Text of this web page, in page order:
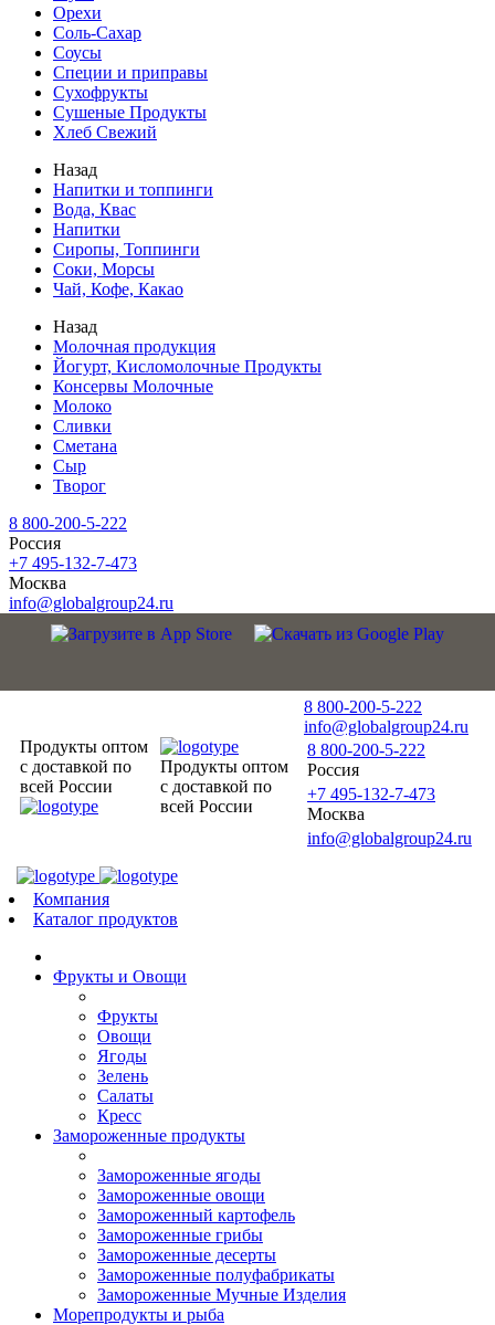
Орехи
Соль-Сахар
Соусы
Специи и приправы
Сухофрукты
Сушеные Продукты
Хлеб Свежий
Назад
Напитки и топпинги
Вода, Квас
Напитки
Сиропы, Топпинги
Соки, Морсы
Чай, Кофе, Какао
Назад
Молочная продукция
Йогурт, Кисломолочные Продукты
Консервы Молочные
Молоко
Сливки
Сметана
Сыр
Творог
8 800-200-5-222
Россия
+7 495-132-7-473
Москва
info@globalgroup24.ru
Продукты оптом
с доставкой по
всей России
Продукты оптом
с доставкой по
всей России
8 800-200-5-222
info@globalgroup24.ru
8 800-200-5-222
Россия
+7 495-132-7-473
Москва
info@globalgroup24.ru
Компания
Каталог продуктов
Фрукты и Овощи
Фрукты
Овощи
Ягоды
Зелень
Салаты
Кресс
Замороженные продукты
Замороженные ягоды
Замороженные овощи
Замороженный картофель
Замороженные грибы
Замороженные десерты
Замороженные полуфабрикаты
Замороженные Мучные Изделия
Морепродукты и рыба